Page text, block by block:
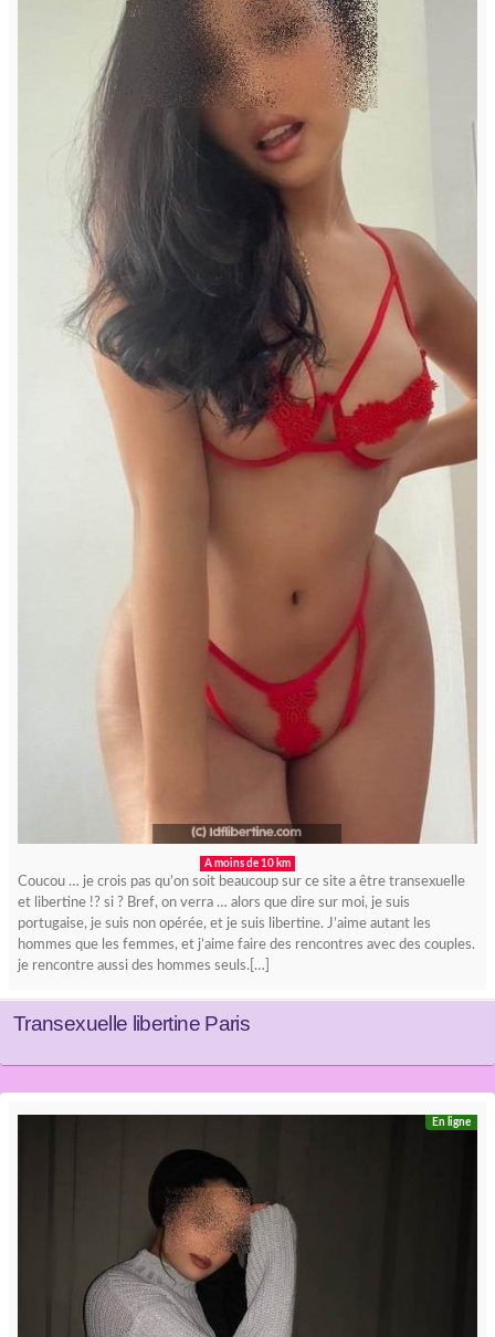
A moins de 10 km
Coucou … je crois pas qu’on soit beaucoup sur ce site a être transexuelle
et libertine !? si ? Bref, on verra … alors que dire sur moi, je suis
portugaise, je suis non opérée, et je suis libertine. J’aime autant les
hommes que les femmes, et j’aime faire des rencontres avec des couples.
je rencontre aussi des hommes seuls.[…]
Transexuelle libertine Paris
En ligne